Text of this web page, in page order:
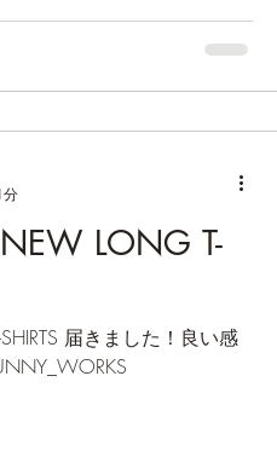
LONG T-
届きました！良い感
分